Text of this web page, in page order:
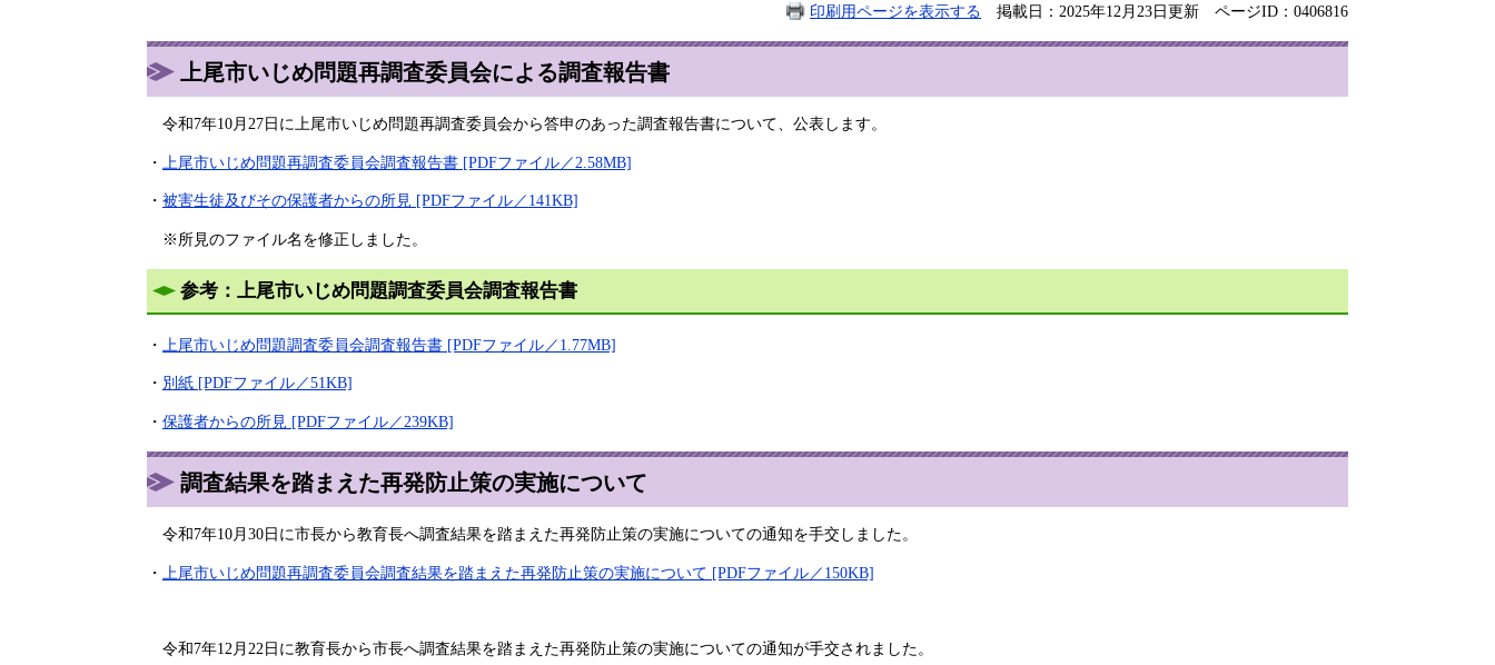
印刷用ページを表示する 掲載日：2025年12月23日更新 ページID：0406816
上尾市いじめ問題再調査委員会による調査報告書
令和7年10月27日に上尾市いじめ問題再調査委員会から答申のあった調査報告書について、公表します。
・ 上尾市いじめ問題再調査委員会調査報告書 [PDFファイル／2.58MB]
・ 被害生徒及びその保護者からの所見 [PDFファイル／141KB]
※所見のファイル名を修正しました。
参考：上尾市いじめ問題調査委員会調査報告書
・ 上尾市いじめ問題調査委員会調査報告書 [PDFファイル／1.77MB]
・ 別紙 [PDFファイル／51KB]
・ 保護者からの所見 [PDFファイル／239KB]
調査結果を踏まえた再発防止策の実施について
令和7年10月30日に市長から教育長へ調査結果を踏まえた再発防止策の実施についての通知を手交しました。
・ 上尾市いじめ問題再調査委員会調査結果を踏まえた再発防止策の実施について [PDFファイル／150KB]
令和7年12月22日に教育長から市長へ調査結果を踏まえた再発防止策の実施についての通知が手交されました。